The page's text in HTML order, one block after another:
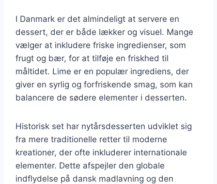
I Danmark er det almindeligt at servere en
dessert, der er både lækker og visuel. Mange
vælger at inkludere friske ingredienser, som
frugt og bær, for at tilføje en friskhed til
måltidet. Lime er en populær ingrediens, der
giver en syrlig og forfriskende smag, som kan
balancere de sødere elementer i desserten.
Historisk set har nytårsdesserten udviklet sig
fra mere traditionelle retter til moderne
kreationer, der ofte inkluderer internationale
elementer. Dette afspejler den globale
indflydelse på dansk madlavning og den